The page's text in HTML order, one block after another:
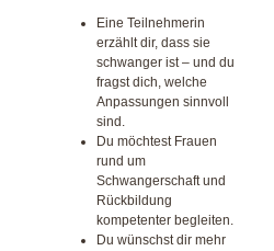
Eine Teilnehmerin
erzählt dir, dass sie
schwanger ist – und du
fragst dich, welche
Anpassungen sinnvoll
sind.
Du möchtest Frauen
rund um
Schwangerschaft und
Rückbildung
kompetenter begleiten.
Du wünschst dir mehr